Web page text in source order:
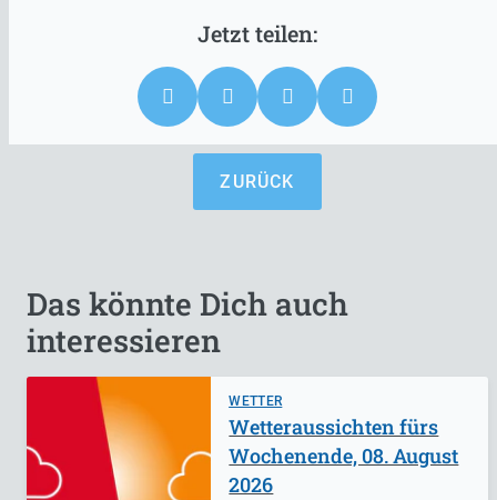
ZURÜCK
Das könnte Dich auch
interessieren
WETTER
Wetteraussichten fürs
Wochenende, 08. August
2026